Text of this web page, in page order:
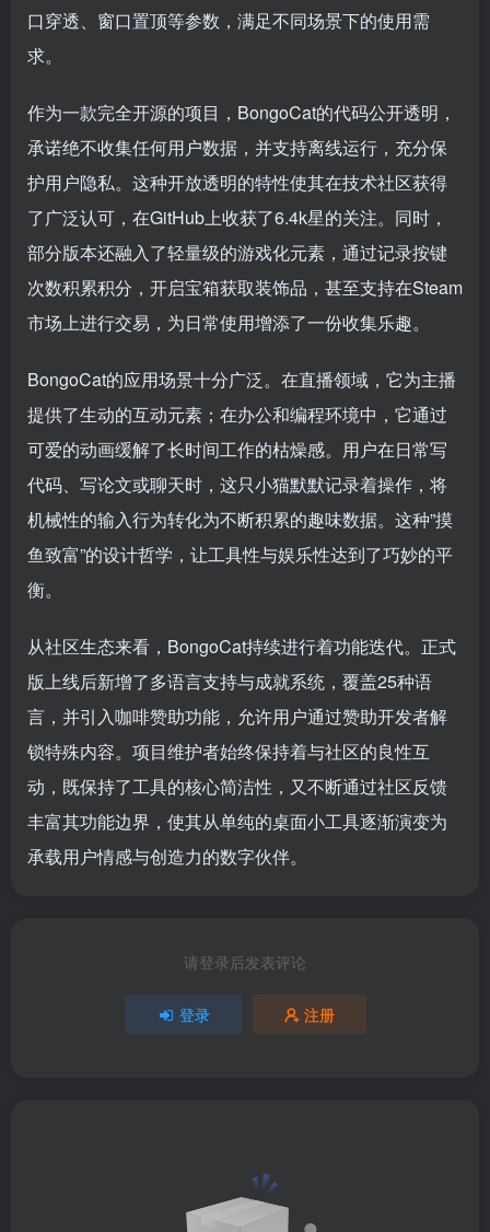
口穿透、窗口置顶等参数，满足不同场景下的使用需
求。
作为一款完全开源的项目，BongoCat的代码公开透明，
承诺绝不收集任何用户数据，并支持离线运行，充分保
护用户隐私。这种开放透明的特性使其在技术社区获得
了广泛认可，在GitHub上收获了6.4k星的关注。同时，
部分版本还融入了轻量级的游戏化元素，通过记录按键
次数积累积分，开启宝箱获取装饰品，甚至支持在Steam
市场上进行交易，为日常使用增添了一份收集乐趣。
BongoCat的应用场景十分广泛。在直播领域，它为主播
提供了生动的互动元素；在办公和编程环境中，它通过
可爱的动画缓解了长时间工作的枯燥感。用户在日常写
代码、写论文或聊天时，这只小猫默默记录着操作，将
机械性的输入行为转化为不断积累的趣味数据。这种”摸
鱼致富”的设计哲学，让工具性与娱乐性达到了巧妙的平
衡。
从社区生态来看，BongoCat持续进行着功能迭代。正式
版上线后新增了多语言支持与成就系统，覆盖25种语
言，并引入咖啡赞助功能，允许用户通过赞助开发者解
锁特殊内容。项目维护者始终保持着与社区的良性互
动，既保持了工具的核心简洁性，又不断通过社区反馈
丰富其功能边界，使其从单纯的桌面小工具逐渐演变为
承载用户情感与创造力的数字伙伴。
请登录后发表评论
登录 注册